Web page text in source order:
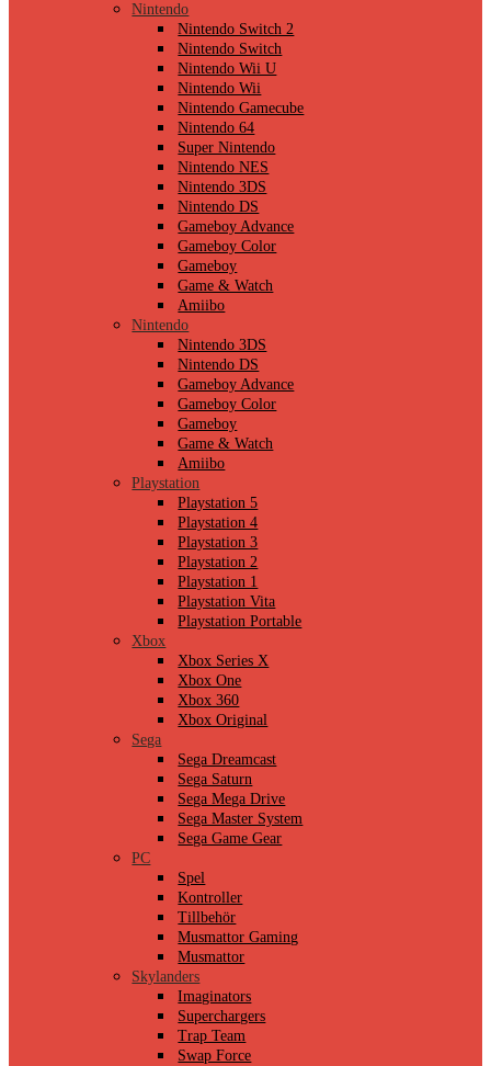
Nintendo
Nintendo Switch 2
Nintendo Switch
Nintendo Wii U
Nintendo Wii
Nintendo Gamecube
Nintendo 64
Super Nintendo
Nintendo NES
Nintendo 3DS
Nintendo DS
Gameboy Advance
Gameboy Color
Gameboy
Game & Watch
Amiibo
Nintendo
Nintendo 3DS
Nintendo DS
Gameboy Advance
Gameboy Color
Gameboy
Game & Watch
Amiibo
Playstation
Playstation 5
Playstation 4
Playstation 3
Playstation 2
Playstation 1
Playstation Vita
Playstation Portable
Xbox
Xbox Series X
Xbox One
Xbox 360
Xbox Original
Sega
Sega Dreamcast
Sega Saturn
Sega Mega Drive
Sega Master System
Sega Game Gear
PC
Spel
Kontroller
Tillbehör
Musmattor Gaming
Musmattor
Skylanders
Imaginators
Superchargers
Trap Team
Swap Force